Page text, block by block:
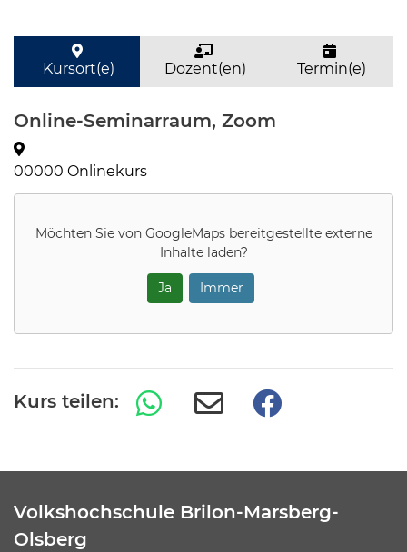
Kursort(e) Dozent(en) Termin(e)
Online-Seminarraum, Zoom
00000 Onlinekurs
Möchten Sie von GoogleMapsbereitgestellte externe
Inhalte laden?
Ja Immer
Kurs teilen:
Volkshochschule Brilon-Marsberg-
Olsberg